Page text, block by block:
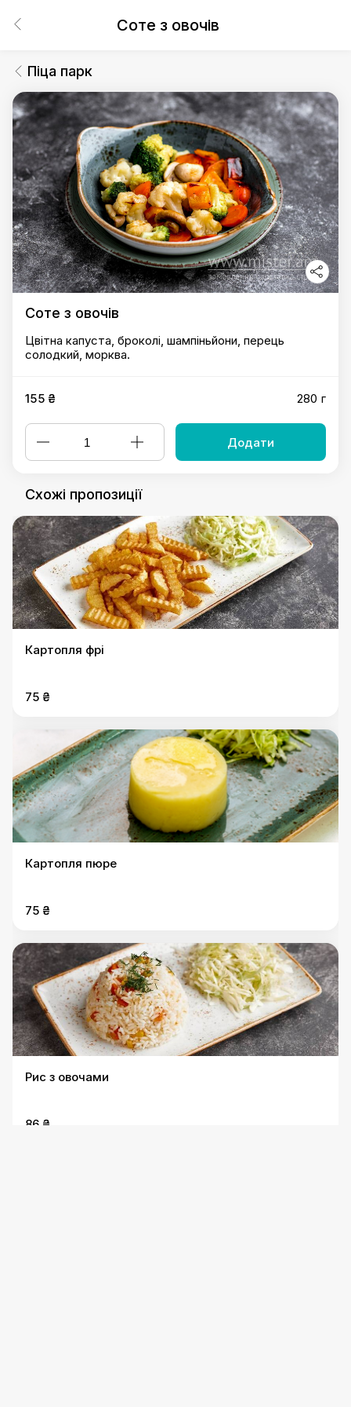
Соте з овочів
Піца парк
Соте з овочів
Цвітна капуста, броколі, шампіньйони, перець
солодкий, морква.
155 ₴ 280 г
Додати
Схожі пропозиції
Картопля фрі
75 ₴
Картопля пюре
75 ₴
Рис з овочами
86 ₴